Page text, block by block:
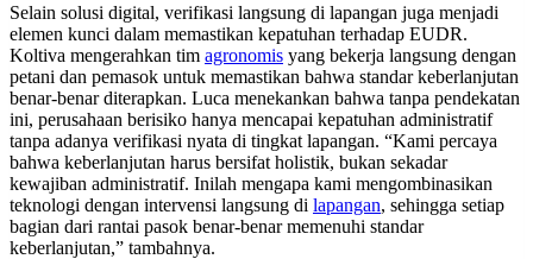
Selain solusi digital, verifikasi langsung di lapangan juga menjadi
elemen kunci dalam memastikan kepatuhan terhadap EUDR.
Koltiva mengerahkan tim agronomis yang bekerja langsung dengan
petani dan pemasok untuk memastikan bahwa standar keberlanjutan
benar-benar diterapkan. Luca menekankan bahwa tanpa pendekatan
ini, perusahaan berisiko hanya mencapai kepatuhan administratif
tanpa adanya verifikasi nyata di tingkat lapangan. “Kami percaya
bahwa keberlanjutan harus bersifat holistik, bukan sekadar
kewajiban administratif. Inilah mengapa kami mengombinasikan
teknologi dengan intervensi langsung di lapangan, sehingga setiap
bagian dari rantai pasok benar-benar memenuhi standar
keberlanjutan,” tambahnya.